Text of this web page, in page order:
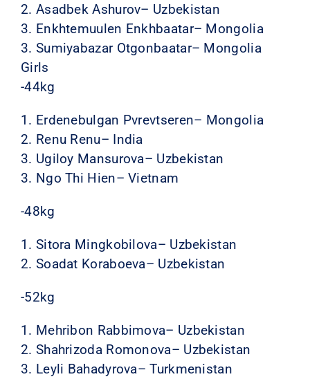
2. Asadbek Ashurov– Uzbekistan
3. Enkhtemuulen Enkhbaatar– Mongolia
3. Sumiyabazar Otgonbaatar– Mongolia
Girls
-44kg
1. Erdenebulgan Pvrevtseren– Mongolia
2. Renu Renu– India
3. Ugiloy Mansurova– Uzbekistan
3. Ngo Thi Hien– Vietnam
-48kg
1. Sitora Mingkobilova– Uzbekistan
2. Soadat Koraboeva– Uzbekistan
-52kg
1. Mehribon Rabbimova– Uzbekistan
2. Shahrizoda Romonova– Uzbekistan
3. Leyli Bahadyrova– Turkmenistan